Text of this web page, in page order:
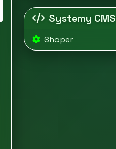
Systemy CMS
Shoper